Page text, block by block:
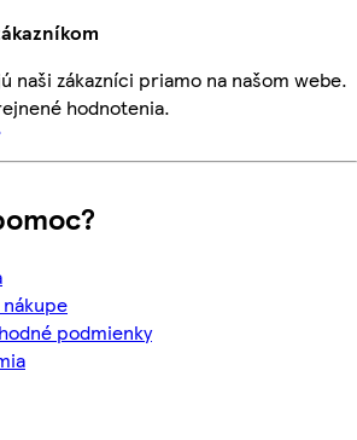
naši zákazníci priamo na našom webe.
hodnotenia.
podmienky